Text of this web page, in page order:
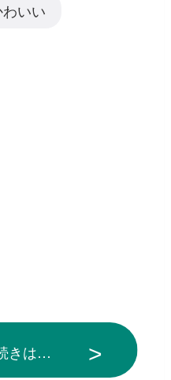
いい
きは…